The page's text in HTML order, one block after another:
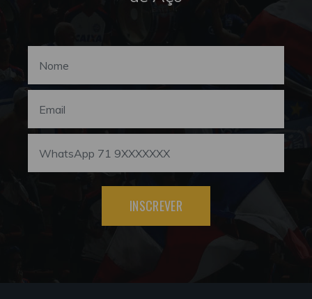
INSCREVER